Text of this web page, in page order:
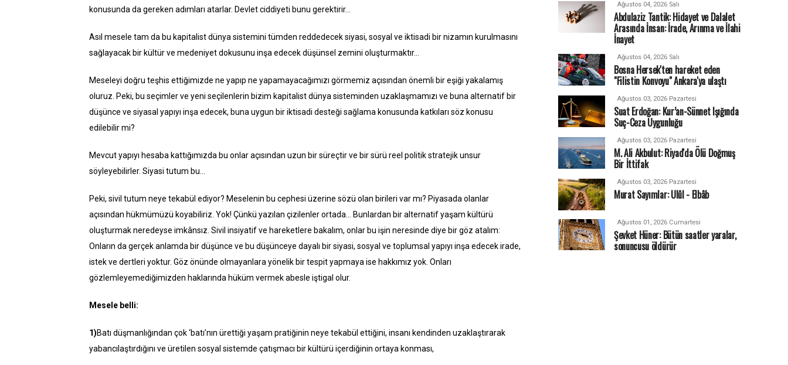
konusunda da gereken adımları atarlar. Devlet ciddiyeti bunu gerektirir…
Asıl mesele tam da bu kapitalist dünya sistemini tümden reddedecek siyasi, sosyal ve iktisadi bir nizamın kurulmasını
sağlayacak bir kültür ve medeniyet dokusunu inşa edecek düşünsel zemini oluşturmaktır...
Meseleyi doğru teşhis ettiğimizde ne yapıp ne yapamayacağımızı görmemiz açısından önemli bir eşiği yakalamış
oluruz. Peki, bu seçimler ve yeni seçilenlerin bizim kapitalist dünya sisteminden uzaklaşmamızı ve buna alternatif bir
düşünce ve siyasal yapıyı inşa edecek, buna uygun bir iktisadi desteği sağlama konusunda katkıları söz konusu
edilebilir mi?
Mevcut yapıyı hesaba kattığımızda bu onlar açısından uzun bir süreçtir ve bir sürü reel politik stratejik unsur
söyleyebilirler. Siyasi tutum bu…
Peki, sivil tutum neye tekabül ediyor? Meselenin bu cephesi üzerine sözü olan birileri var mı? Piyasada olanlar
açısından hükmümüzü koyabiliriz. Yok! Çünkü yazılan çizilenler ortada… Bunlardan bir alternatif yaşam kültürü
oluşturmak neredeyse imkânsız. Sivil insiyatif ve hareketlere bakalım, onlar bu işin neresinde diye bir göz atalım:
Onların da gerçek anlamda bir düşünce ve bu düşünceye dayalı bir siyasi, sosyal ve toplumsal yapıyı inşa edecek irade,
istek ve dertleri yoktur. Göz önünde olmayanlara yönelik bir tespit yapmaya ise hakkımız yok. Onları
gözlemleyemediğimizden haklarında hüküm vermek abesle iştigal olur.
Mesele belli:
1)Batı düşmanlığından çok ‘batı’nın ürettiği yaşam pratiğinin neye tekabül ettiğini, insanı kendinden uzaklaştırarak
yabancılaştırdığını ve üretilen sosyal sistemde çatışmacı bir kültürü içerdiğinin ortaya konması,
Ağustos 04, 2026 Salı
Abdulaziz Tantik: Hidayet ve Dalalet
Arasında İnsan: İrade, Arınma ve İlahi
İnayet
Ağustos 04, 2026 Salı
Bosna Hersek'ten hareket eden
"Filistin Konvoyu" Ankara'ya ulaştı
Ağustos 03, 2026 Pazartesi
Suat Erdoğan: Kur’an-Sünnet Işığında
Suç-Ceza Uygunluğu
Ağustos 03, 2026 Pazartesi
M. Ali Akbulut: Riyad'da Ölü Doğmuş
Bir İttifak
Ağustos 03, 2026 Pazartesi
Murat Sayımlar: Ulûl - Elbâb
Ağustos 01, 2026 Cumartesi
Şevket Hüner: Bütün saatler yaralar,
sonuncusu öldürür